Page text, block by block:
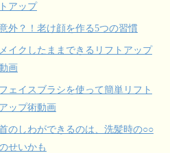
アップ
外？！老け顔を作る5つの習慣
イクしたままできるリフトアップ
画
ェイスブラシを使って簡単リフト
ップ術動画
のしわができるのは、洗髪時の○○
せいかも